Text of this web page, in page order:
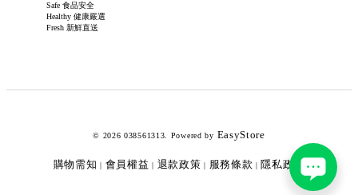
Safe 食品安全
Healthy 健康嚴選
Fresh 新鮮直送
© 2026 038561313. Powered by EasyStore
購物需知 會員權益 退款政策 服務條款 隱私政策